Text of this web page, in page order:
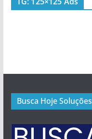
Busca Hoje Soluções